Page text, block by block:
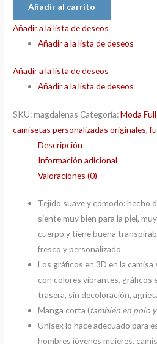
Añadir al carrito
Añadir a la lista de deseos
Añadir a la lista de deseos
Añadir a la lista de deseos
Añadir a la lista de deseos
SKU:magdalenas Categoría:Moda Full
camisetas personalizadas originales,
Descripción
Información adicional
Valoraciones (0)
Tejido suave y cómodo: hecho
siente muy bien para la piel,
cuerpo y tiene buena
fresco y personalizado
Los gráficos en 3D en la
con colores vibrantes, gráficos
trasera, sin decoloración,
Manga corta (también en polo
Unisex lo hace adecuado para
hombres jóvenes mujeres,